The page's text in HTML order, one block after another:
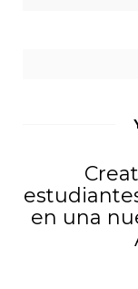
en una